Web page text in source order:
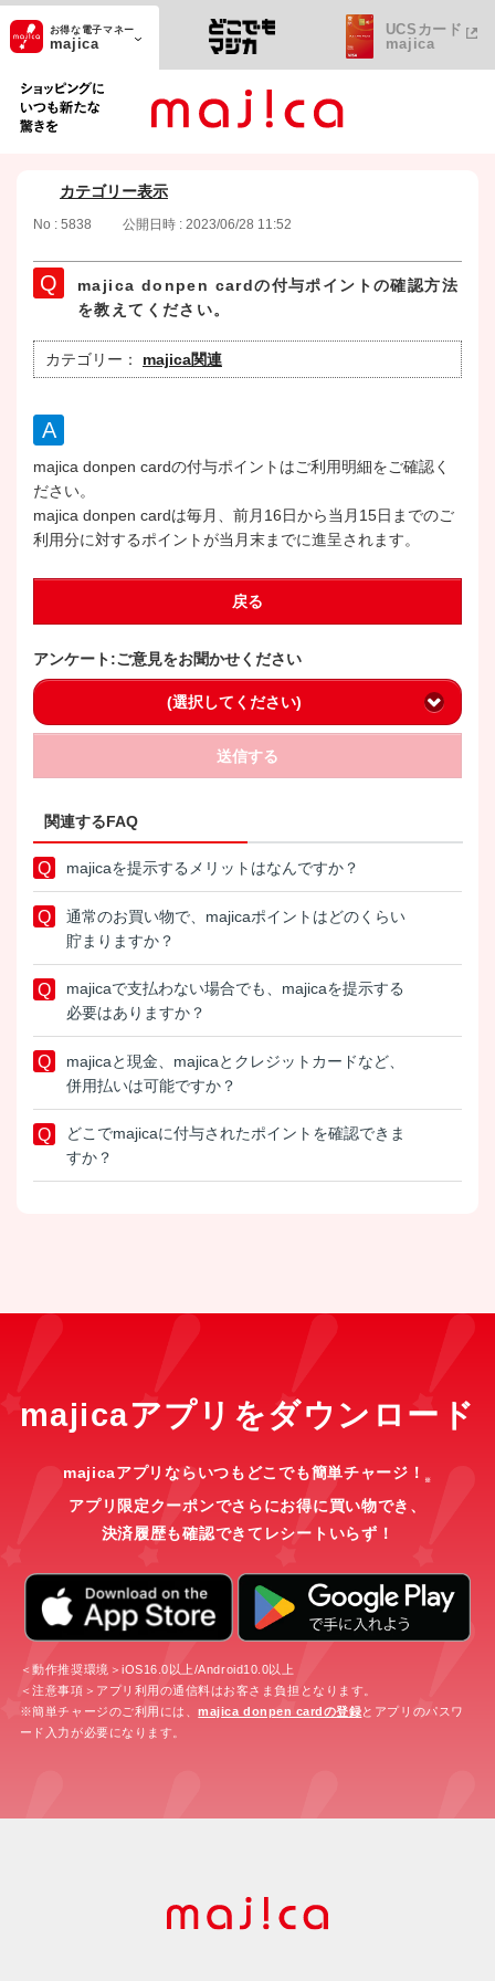
ショッピングにいつも新たな驚きを
お得な電子マネー
majica
UCSカード
majica
カテゴリー表示
No : 5838 公開日時 : 2023/06/28 11:52
majica donpen cardの付与ポイントの確認方法
を教えてください。
カテゴリー： majica関連
majica donpen cardの付与ポイントはご利用明細をご確認く
ださい。
majica donpen cardは毎月、前月16日から当月15日までのご
利用分に対するポイントが当月末までに進呈されます。
戻る
アンケート:ご意見をお聞かせください
(選択してください)
送信する
関連するFAQ
majicaを提示するメリットはなんですか？
通常のお買い物で、majicaポイントはどのくらい
貯まりますか？
majicaで支払わない場合でも、majicaを提示する
必要はありますか？
majicaと現金、majicaとクレジットカードなど、
併用払いは可能ですか？
どこでmajicaに付与されたポイントを確認できま
すか？
majicaアプリをダウンロード
majicaアプリならいつもどこでも簡単チャージ！ ※
アプリ限定クーポンでさらにお得に買い物でき、
決済履歴も確認できてレシートいらず！
＜動作推奨環境＞iOS16.0以上/Android10.0以上
＜注意事項＞アプリ利用の通信料はお客さま負担となります。
※簡単チャージのご利用には、majica donpen cardの登録とアプリのパスワ
ード入力が必要になります。